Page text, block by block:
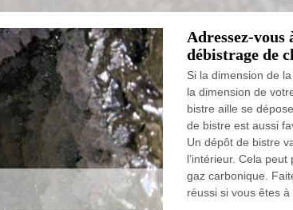
Adressez-
débistrage de
Si la dimension de
la dimension de
bistre aille se
de bistre est aussi
Un dépôt de bistre
l’intérieur. Cela
gaz carbonique.
réussi si vous êtes